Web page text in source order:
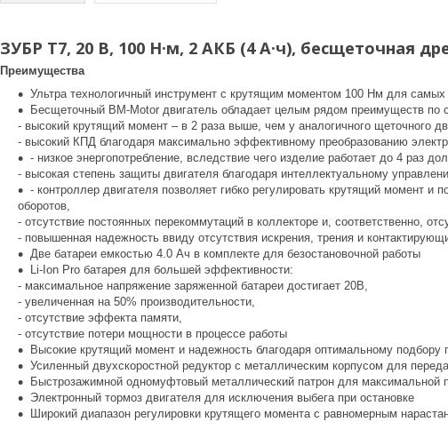
ЗУБР Т7, 20 В, 100 Н·м, 2 АКБ (4 А·ч), бесщеточная
Преимущества
Ультра технологичный инструмент с крутящим моментом 100 Нм для
Бесщеточный BM-Motor двигатель обладает целым рядом преимуществ
- высокий крутящий момент – в 2 раза выше, чем у аналогичного щеточного
- высокий КПД благодаря максимально эффективному преобразованию
- низкое энергопотребление, вследствие чего изделие работает до 4 раз
- высокая степень защиты двигателя благодаря интеллектуальному
- контроллер двигателя позволяет гибко регулировать крутящий момент
оборотов,
- отсутствие постоянных перекоммутаций в коллекторе и, соответственно,
- повышенная надежность ввиду отсутствия искрения, трения и
Две батареи емкостью 4.0 Ач в комплекте для безостановочной работы
Li-Ion Pro батарея для большей эффективности:
- максимальное напряжение заряженной батареи достигает 20В,
- увеличенная на 50% производительности,
- отсутствие эффекта памяти,
- отсутствие потери мощности в процессе работы
Высокие крутящий момент и надежность благодаря оптимальному подбору
Усиленный двухскоростной редуктор с металлическим корпусом для
Быстрозажимной одномуфтовый металлический патрон для максимальной
Электронный тормоз двигателя для исключения выбега при остановке
Широкий диапазон регулировки крутящего момента с равномерным